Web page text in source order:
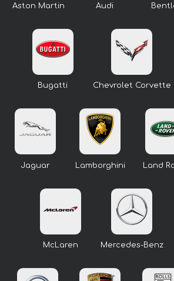
Aston Martin Audi
Bugatti Chevrolet Corvette
Jaguar Lamborghini Land
McLaren Mercedes-Benz